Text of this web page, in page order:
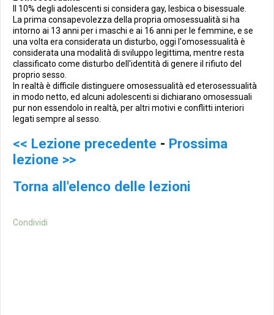
Il 10% degli adolescenti si considera gay, lesbica o bisessuale.
La prima consapevolezza della propria omosessualità si ha
intorno ai 13 anni per i maschi e ai 16 anni per le femmine, e se
una volta era considerata un disturbo, oggi l'omosessualità è
considerata una modalità di sviluppo legittima, mentre resta
classificato come disturbo dell'identità di genere il rifiuto del
proprio sesso.
In realtà è difficile distinguere omosessualità ed eterosessualità
in modo netto, ed alcuni adolescenti si dichiarano omosessuali
pur non essendolo in realtà, per altri motivi e conflitti interiori
legati sempre al sesso.
<< Lezione precedente - Prossima
lezione >>
Torna all'elenco delle lezioni
Condividi